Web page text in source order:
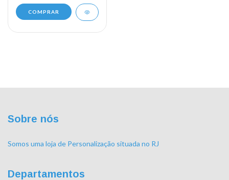
COMPRAR
Sobre nós
Somos uma loja de Personalização situada no RJ
Departamentos